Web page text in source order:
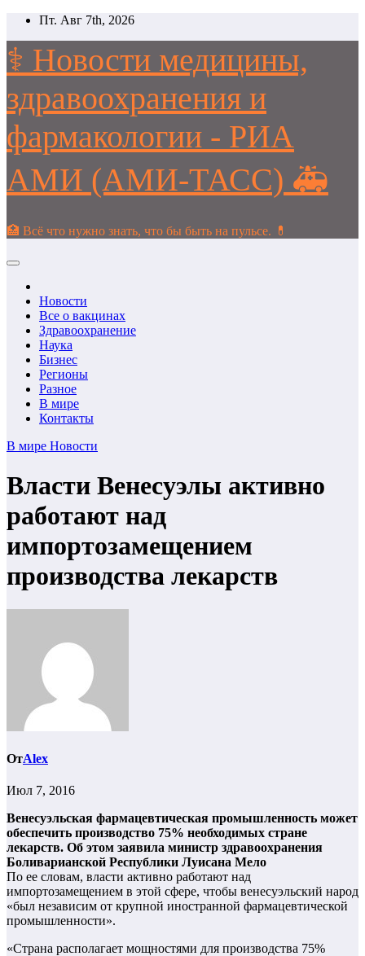
Перейти
содержимому
Пт. Авг 7th, 2026
⚕️ Новости медицины,
здравоохранения и
фармакологии - РИА
АМИ (АМИ-ТАСС) 🚑
🏥 Всё что нужно знать, что бы быть на пульсе. 💊
Новости
Все о вакцинах
Здравоохранение
Наука
Бизнес
Регионы
Разное
В мире
Контакты
В мире Новости
Власти Венесуэлы активно
работают над
импортозамещением
производства лекарств
ОтAlex
Июл 7, 2016
Венесуэльская фармацевтическая промышленность может
обеспечить производство 75% необходимых стране
лекарств. Об этом заявила министр здравоохранения
Боливарианской Республики Луисана Мело
По ее словам, власти активно работают над
импортозамещением в этой сфере, чтобы венесуэльский народ
«был независим от крупной иностранной фармацевтической
промышленности».
«Страна располагает мощностями для производства 75%